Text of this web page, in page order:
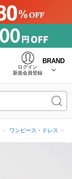
ログイン
新規会員登録
BRAND
ワンピース・ドレス